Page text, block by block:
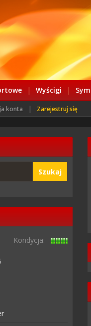
| Wyścigi |
konta | Zarejestruj się
Szukaj
Kondycja: